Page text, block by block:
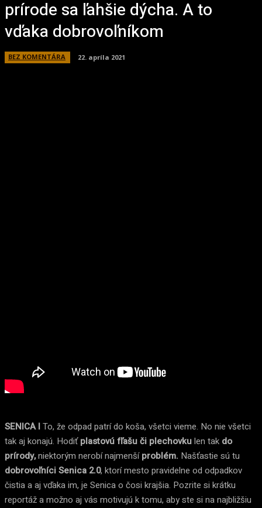
prírode sa ľahšie dýcha. A to
vďaka dobrovoľníkom
BEZ KOMENTÁRA 22. apríla 2021
SENICA ITo, že odpad patrí do koša, všetci vieme. No nie všetci
tak aj konajú. Hodiťplastovú fľašu či plechovkulen tak do
prírody,niektorým nerobí najmenšíproblém. Našťastie sú tu
dobrovoľníci Senica 2.0, ktorí mesto pravidelne od odpadkov
čistia a aj vďaka im, je Senica o čosi krajšia. Pozrite si krátku
reportáž a možno aj vás motivujú k tomu, aby ste si na najbližšiu